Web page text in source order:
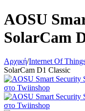
AOSU
SolarCam
Αρχική/Internet Of
SolarCam D1 Classic